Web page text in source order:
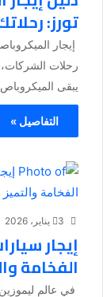
تورز:
إيجار
رحلات الشركات،
يبقى
التفاصيل »
3 يناير، 2026
إيجار
الفخامة
في عالم